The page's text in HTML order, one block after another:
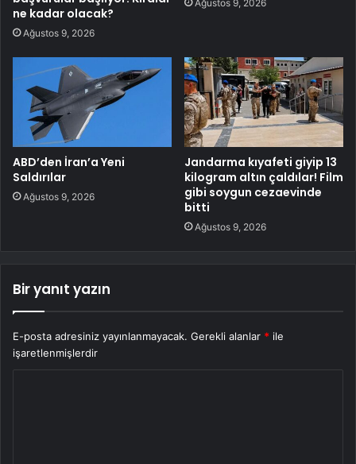
ne kadar olacak?
Ağustos 9, 2026
Ağustos 9, 2026
ABD’den İran’a Yeni
Saldırılar
Ağustos 9, 2026
Jandarma kıyafeti giyip 13
kilogram altın çaldılar! Film
gibi soygun cezaevinde
bitti
Ağustos 9, 2026
Bir yanıt yazın
E-posta adresiniz yayınlanmayacak. Gerekli alanlar * ile
işaretlenmişlerdir